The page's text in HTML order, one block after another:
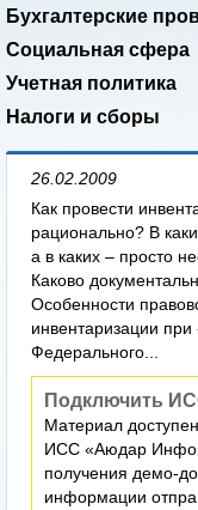
Бухгалтерские
Социальная сфера
Учетная политика
Налоги и сборы
26.02.2009
Как провести
рационально? В
а в каких – просто
Каково
Особенности
инвентаризации
Федерального...
Подключить
Материал
ИСС «Аюдар
получения демо-
информации